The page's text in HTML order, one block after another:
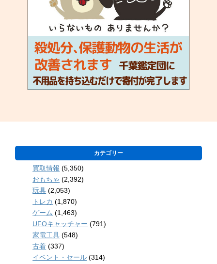
カテゴリー
買取情報 (5,350)
おもちゃ (2,392)
玩具 (2,053)
トレカ (1,870)
ゲーム (1,463)
UFOキャッチャー (791)
家電工具 (548)
古着 (337)
イベント・セール (314)